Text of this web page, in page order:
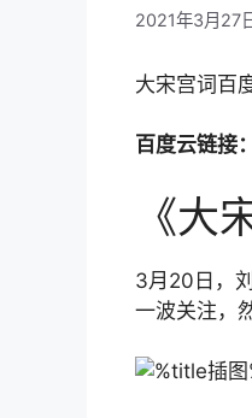
2021年3月27
大宋宫词百
百度云链接：
《大
3月20日，
一波关注，